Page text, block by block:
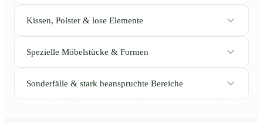
Kissen, Polster & lose Elemente
Spezielle Möbelstücke & Formen
Sonderfälle & stark beanspruchte Bereiche